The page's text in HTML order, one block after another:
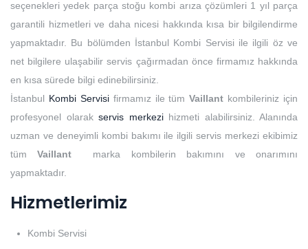
seçenekleri yedek parça stoğu kombi arıza çözümleri 1 yıl parça
garantili hizmetleri ve daha nicesi hakkında kısa bir bilgilendirme
yapmaktadır. Bu bölümden İstanbul Kombi Servisi ile ilgili öz ve
net bilgilere ulaşabilir servis çağırmadan önce firmamız hakkında
en kısa sürede bilgi edinebilirsiniz.
İstanbul Kombi Servisi firmamız ile tümVaillant kombileriniz için
profesyonel olarak servis merkezihizmeti alabilirsiniz. Alanında
uzman ve deneyimli kombi bakımı ile ilgili servis merkezi ekibimiz
tümVaillant marka kombilerin bakımını ve onarımını
yapmaktadır.
Hizmetlerimiz
Kombi Servisi